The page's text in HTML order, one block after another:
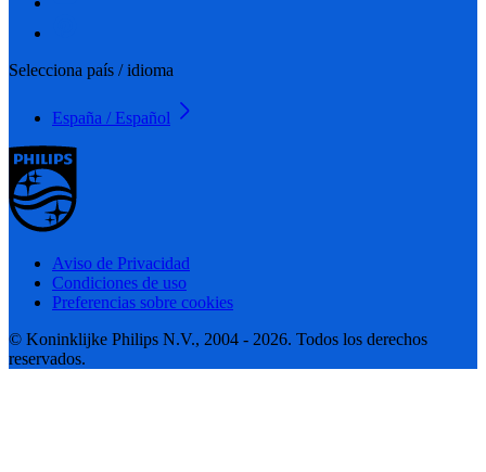
Selecciona país / idioma
España / Español
Aviso de Privacidad
Condiciones de uso
Preferencias sobre cookies
© Koninklijke Philips N.V., 2004 - 2026. Todos los derechos
reservados.